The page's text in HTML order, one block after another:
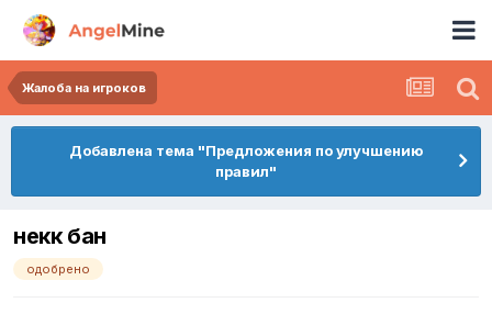
Жалоба на игроков
Добавлена тема "Предложения по улучшению
правил"
некк бан
одобрено